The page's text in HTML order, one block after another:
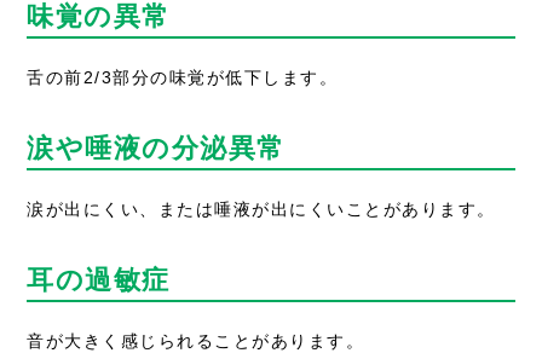
味覚の異常
舌の前2/3部分の味覚が低下します。
涙や唾液の分泌異常
涙が出にくい、または唾液が出にくいことがあります。
耳の過敏症
音が大きく感じられることがあります。